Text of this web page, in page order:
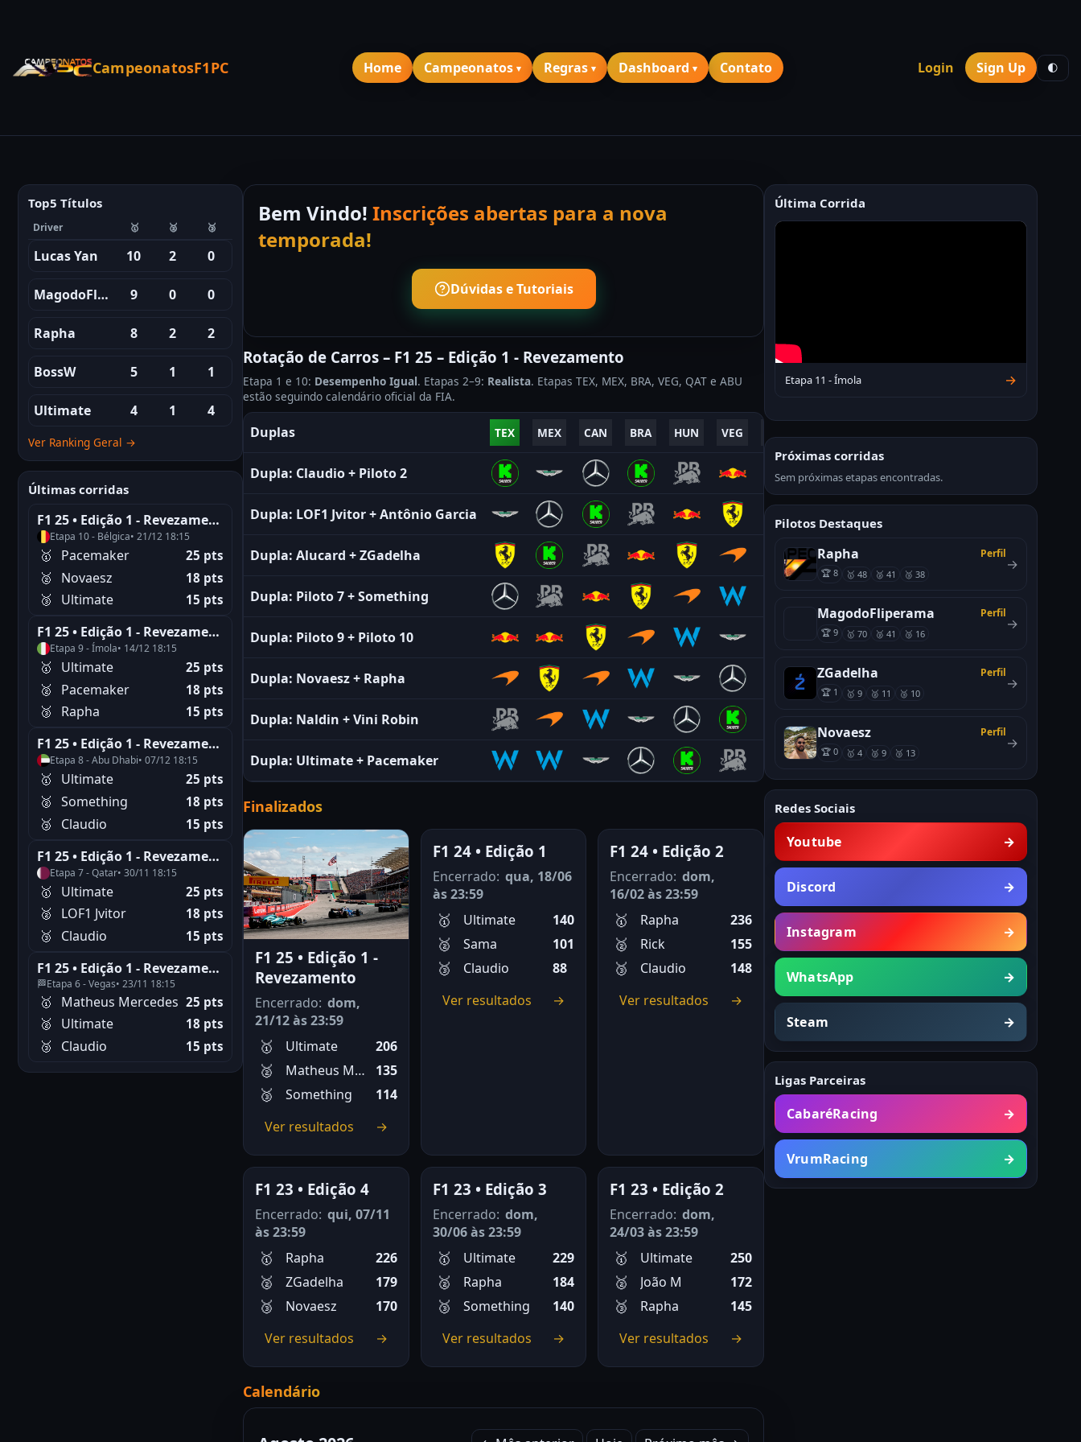
CampeonatosF1PC Home Campeonatos Regras Dashboard Contato Login Sign Up 🌓
Top5 Títulos
Driver 🥇 🥈 🥉
Lucas Yan 10 2 0
MagodoFliperama 9 0 0
Rapha 8 2 2
BossW 5 1 1
Ultimate 4 1 4
Ver Ranking Geral →
Últimas corridas
F1 25 • Edição 1 - Revezamento
Etapa 10 - Bélgica• 21/12 18:15
🥇 Pacemaker 25 pts
🥈 Novaesz 18 pts
🥉 Ultimate 15 pts
F1 25 • Edição 1 - Revezamento
Etapa 9 - Ímola• 14/12 18:15
🥇 Ultimate 25 pts
🥈 Pacemaker 18 pts
🥉 Rapha 15 pts
F1 25 • Edição 1 - Revezamento
Etapa 8 - Abu Dhabi• 07/12 18:15
🥇 Ultimate 25 pts
🥈 Something 18 pts
🥉 Claudio 15 pts
F1 25 • Edição 1 - Revezamento
Etapa 7 - Qatar• 30/11 18:15
🥇 Ultimate 25 pts
🥈 LOF1 Jvitor 18 pts
🥉 Claudio 15 pts
F1 25 • Edição 1 - Revezamento
🏁Etapa 6 - Vegas• 23/11 18:15
🥇 Matheus Mercedes 25 pts
🥈 Ultimate 18 pts
🥉 Claudio 15 pts
Bem Vindo! Inscrições abertas para a nova
temporada!
Dúvidas e Tutoriais
Rotação de Carros – F1 25 – Edição 1 - Revezamento
Etapa 1 e 10: Desempenho Igual. Etapas 2–9: Realista. Etapas TEX, MEX, BRA, VEG, QAT e ABU
estão seguindo calendário oficial da FIA.
Duplas TEX MEX CAN BRA HUN VEG
Dupla: Claudio+ Piloto 2
Dupla: LOF1 Jvitor+Antônio Garcia
Dupla: Alucard +ZGadelha
Dupla: Piloto 7+Something
Dupla: Piloto 9+ Piloto 10
Dupla: Novaesz+ Rapha
Dupla: Naldin +Vini Robin
Dupla: Ultimate+ Pacemaker
Finalizados
F1 25 • Edição 1 -
Revezamento
Encerrado: dom,
21/12 às 23:59
Ultimate
206
Matheus Mercedes
135
Something
114
Ver resultados
→
F1 24 • Edição 1
Encerrado: qua, 18/06
às 23:59
Ultimate
140
Sama
101
Claudio
88
Ver resultados
→
F1 24 • Edição 2
Encerrado: dom,
16/02 às 23:59
Rapha
236
Rick
155
Claudio
148
Ver resultados
→
F1 23 • Edição 4
Encerrado: qui, 07/11
às 23:59
Rapha
226
ZGadelha
179
Novaesz
170
Ver resultados
→
F1 23 • Edição 3
Encerrado: dom,
30/06 às 23:59
Ultimate
229
Rapha
184
Something
140
Ver resultados
→
F1 23 • Edição 2
Encerrado: dom,
24/03 às 23:59
Ultimate
250
João M
172
Rapha
145
Ver resultados
→
Calendário
Última Corrida
Etapa 11 - Ímola →
Próximas corridas
Sem próximas etapas encontradas.
Pilotos Destaques
Rapha Perfil
🏆 8 🥇 48 🥈 41 🥉 38
→
MagodoFliperama Perfil
🏆 9 🥇 70 🥈 41 🥉 16
→
ZGadelha Perfil
🏆 1 🥇 9 🥈 11 🥉 10
→
Novaesz Perfil
🏆 0 🥇 4 🥈 9 🥉 13
→
Redes Sociais
Youtube →
Discord →
Instagram →
WhatsApp →
Steam →
Ligas Parceiras
CabaréRacing →
VrumRacing →